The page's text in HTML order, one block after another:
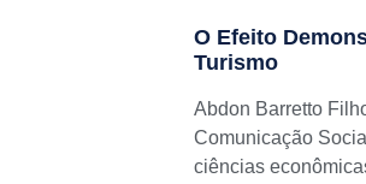
O Efeito
Turismo
Abdon Barretto
Comunicação
ciências